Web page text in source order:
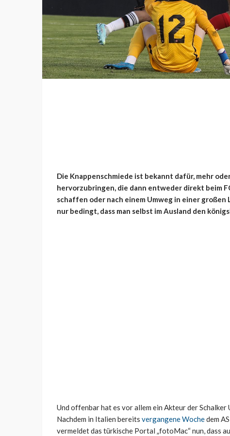
Die Knappenschmiede ist bekannt dafür, mehr
hervorzubringen, die dann entweder direkt beim
schaffen oder nach einem Umweg in einer
nur bedingt, dass man selbst im Ausland den
Und offenbar hat es vor allem ein Akteur der
Nachdem in Italien bereits vergangene Wochedem
vermeldet das türkische Portal „fotoMac“ nun, dass